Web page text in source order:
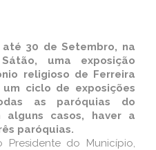
30 de Setembro, na
uma exposição
religioso de Ferreira
ciclo de exposições
as paróquias do
alguns casos, haver a
paróquias.
do Município,